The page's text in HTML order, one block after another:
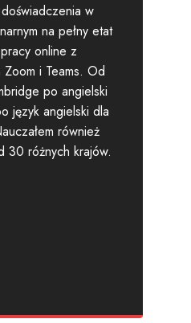
w
na pełny etat
online z
Zoom i Teams. Od
po angielski
język angielski dla
również
30 różnych krajów.